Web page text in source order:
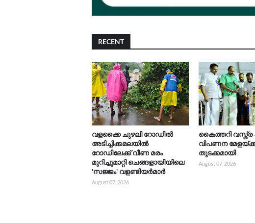
RECENT
വളക്കൈ ചുഴലി റോഡിൽ
അടിച്ചിക്കമലയിൽ
റോഡിലേക്ക് വീണ മരം
മുറിച്ചുമാറ്റി ചെങ്ങളായിയിലെ
'സജ്ജം' വളണ്ടിയർമാർ
August 07, 2026
കൈത്തറി
വിപണന
തുടക്കമായി
August 07, 2026